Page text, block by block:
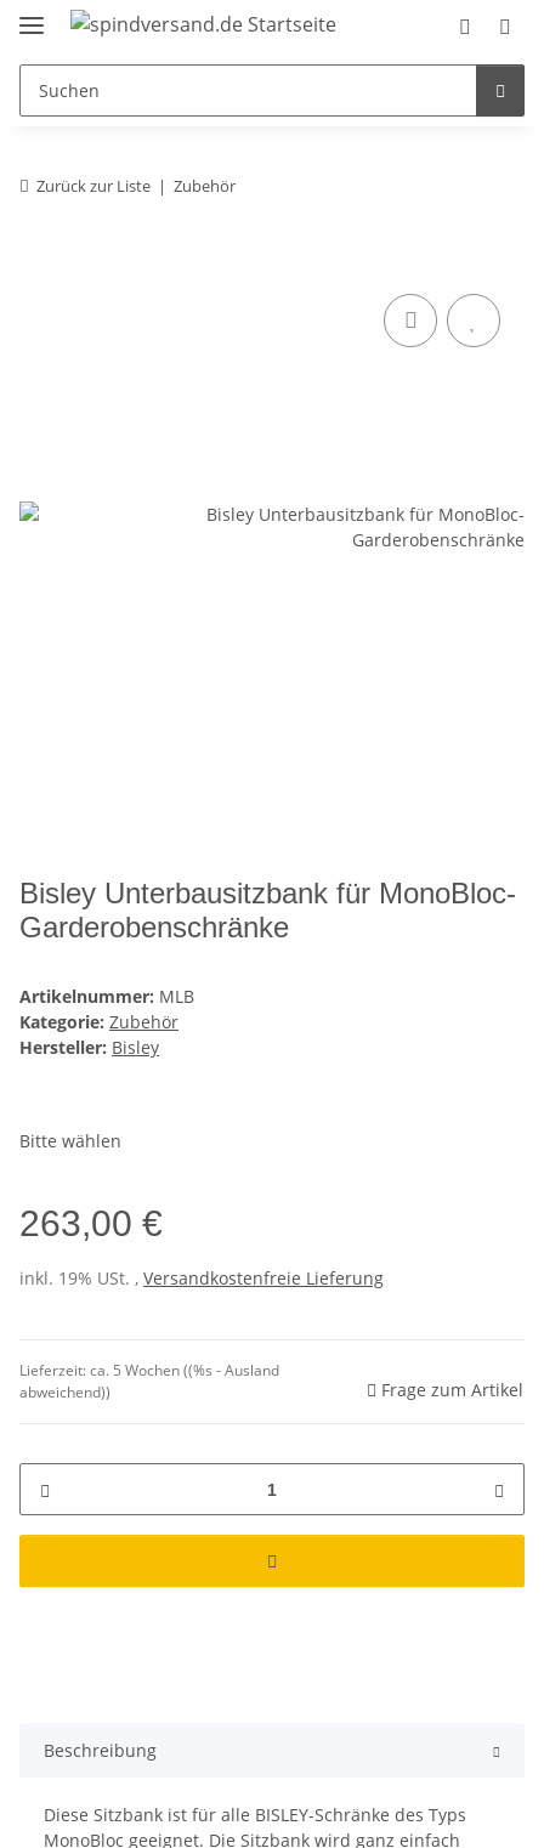
Zurück zur Liste Zubehör
Bisley Unterbausitzbank für MonoBloc-
Garderobenschränke
Artikelnummer: MLB
Kategorie: Zubehör
Hersteller: Bisley
Bitte wählen
263,00 €
inkl. 19% USt. , Versandkostenfreie Lieferung
Lieferzeit:ca. 5 Wochen((%s - Ausland
abweichend))
Frage zum Artikel
Beschreibung
Diese Sitzbank ist für alle BISLEY-Schränke des Typs
MonoBloc geeignet. Die Sitzbank wird ganz einfach